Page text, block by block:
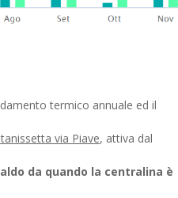
termico annuale ed il
via Piave, attiva dal
da quando la centralina è